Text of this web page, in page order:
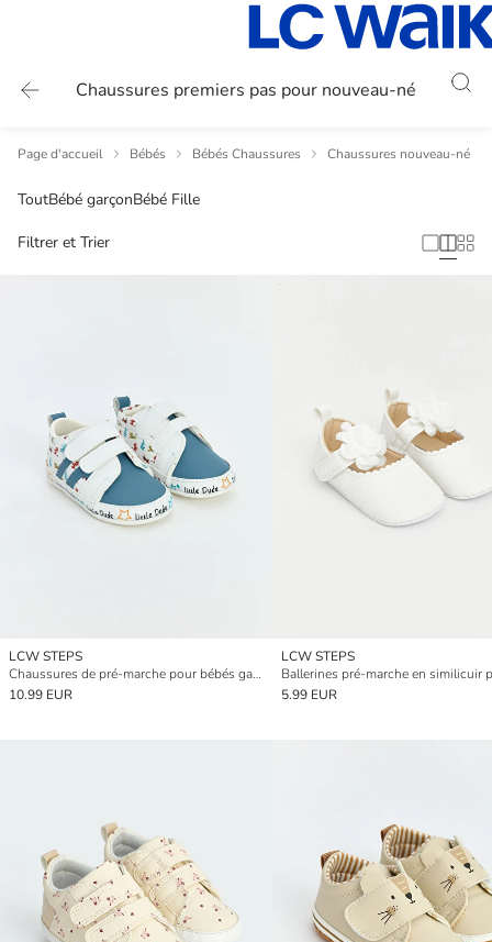
Chaussures premiers pas pour nouveau-né
Page d'accueil Bébés Bébés Chaussures Chaussures nouveau-né
ToutBébé garçonBébé Fille
Filtrer et Trier
LCW STEPS
Chaussures de pré-marche pour bébés garçons
10.99 EUR
LCW STEPS
5.99 EUR